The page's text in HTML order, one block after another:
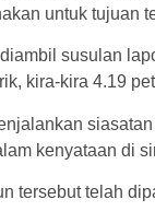
untuk tujuan
susulan
kira-kira 4.19
kenyataan di
tersebut telah